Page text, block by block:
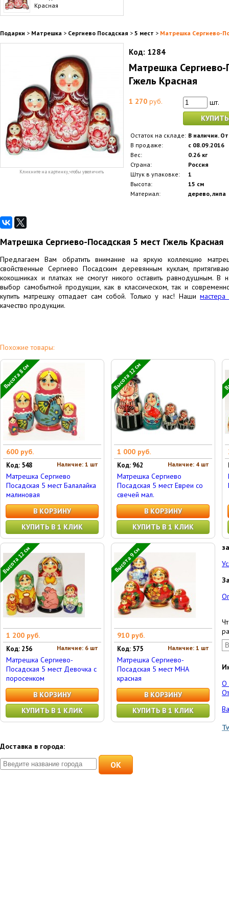
Красная
Подарки > Матрешка > Сергиево Посадская > 5 мест > Матрешка Сергиево-
Кликните на картинку, чтобы увеличить
Код: 1284
Матрешка Сергиево-
Гжель Красная
1 270 руб.
шт.
Остаток на складе: В наличии.
В продаже:
с 08.09.2016
Вес:
0.26 кг
Страна:
Россия
Штук в упаковке:
1
Высота:
15 см
Материал:
дерево, липа
Матрешка Сергиево-Посадская 5 мест Гжель Красная
Предлагаем Вам обратить внимание на яркую коллекцию
свойственные Сергиево Посадским деревянным куклам,
кокошниках и платках не смогут никого оставить равнодушным. В
выбор самобытной продукции, как в классическом, так и
купить матрешку отпадает сам собой. Только у нас! Наши
качество продукции.
Похожие товары:
Высота 8 см
600 руб.
Наличие: 1 шт
Код: 548
Матрешка Сергиево
Посадская 5 мест Балалайка
малиновая
В КОРЗИНУ
КУПИТЬ В 1 КЛИК
Высота 12 см
1 000 руб.
Наличие: 4 шт
Код: 962
Матрешка Сергиево
Посадская 5 мест Евреи со
свечей мал.
В КОРЗИНУ
КУПИТЬ В 1 КЛИК
Высота 12 см
1 200 руб.
Наличие: 6 шт
Код: 256
Матрешка Сергиево-
Посадская 5 мест Девочка с
поросенком
В КОРЗИНУ
КУПИТЬ В 1 КЛИК
Высота 9 см
910 руб.
Наличие: 1 шт
Код: 575
Матрешка Сергиево-
Посадская 5 мест МНА
красная
В КОРЗИНУ
КУПИТЬ В 1 КЛИК
О
Доставка в города:
OK